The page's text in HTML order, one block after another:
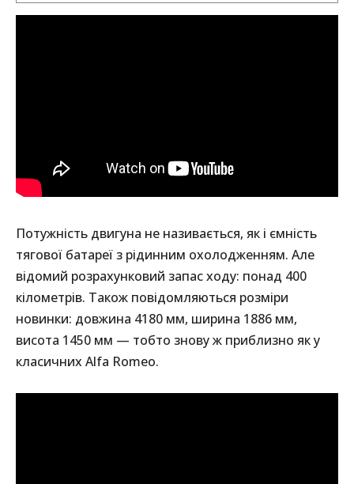
Потужність двигуна не називається, як і ємність
тягової батареї з рідинним охолодженням. Але
відомий розрахунковий запас ходу: понад 400
кілометрів. Також повідомляються розміри
новинки: довжина 4180 мм, ширина 1886 мм,
висота 1450 мм — тобто знову ж приблизно як у
класичних Alfa Romeo.